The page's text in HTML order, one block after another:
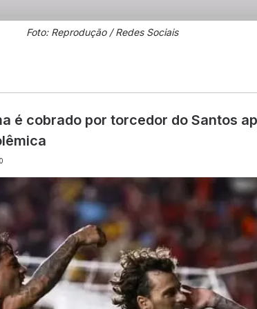
Foto: Reprodução / Redes Sociais
é cobrado por torcedor do Santos